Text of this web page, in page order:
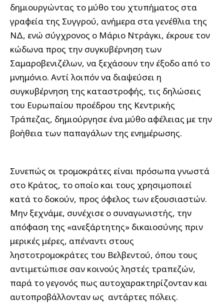
δημιουργώντας το μύθο του χτυπήματος στα
γραφεία της Συγγρού, ανήμερα στα γενέθλια της
ΝΔ, ενώ σύγχρονος ο Μάριο Ντράγκι, έκρουε τον
κώδωνα προς την συγκυβέρνηση των
Σαμαροβενιζέλων, να ξεχάσουν την έξοδο από το
μνημόνιο. Αντί λοιπόν να διαψεύσει η
συγκυβέρνηση της καταστροφής, τις δηλώσεις
του Ευρωπαίου προέδρου της Κεντρικής
Τράπεζας, δημιούργησε ένα μύθο αφέλειας με την
βοήθεια των παπαγάλων της ενημέρωσης.
Συνεπώς οι τρομοκράτες είναι πρόσωπα γνωστά
στο Κράτος, το οποίο και τους χρησιμοποιεί
κατά το δοκούν, προς όφελος των εξουσιαστών.
Μην ξεχνάμε, συνέχισε ο συναγωνιστής, την
απόφαση της «ανεξάρτητης» δικαιοσύνης πριν
μερικές μέρες, απέναντι στους
ληστοτρομοκράτες του Βελβεντού, όπου τους
αντιμετώπισε σαν κοινούς ληστές τραπεζών,
παρά το γεγονός πως αυτοχαρακτηρίζονταν και
αυτοπροβάλλονταν ως αντάρτες πόλεις.